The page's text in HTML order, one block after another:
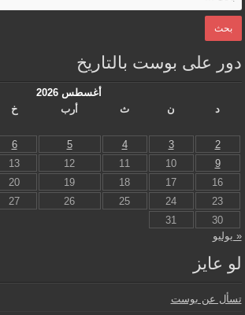
دور على بوست بالتاريخ
أغسطس 2026
د
ن ث أرب خ
2
3
4
5
6
9
10
11
12
13
16
17
18
19
20
23
24
25
26
27
30
31
« يوليو
لو عايز
تسأل عن بوست